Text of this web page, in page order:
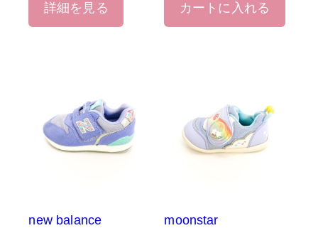
詳細を見る カートに入れる
new balance
moonstar